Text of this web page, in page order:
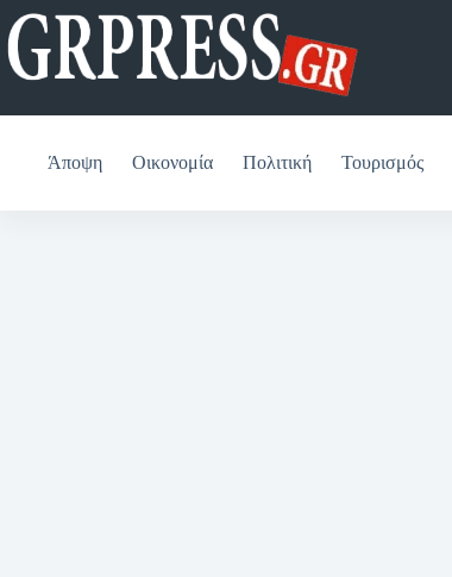
Μετάβαση
στο
περιεχόμενο
Άποψη Οικονομία Πολιτική Τουρισμός